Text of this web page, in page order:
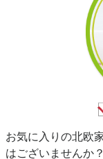
お気に入りの北欧
はございませんか